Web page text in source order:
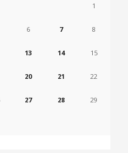
1
6 7 8
13 14 15
20 21 22
27 28 29